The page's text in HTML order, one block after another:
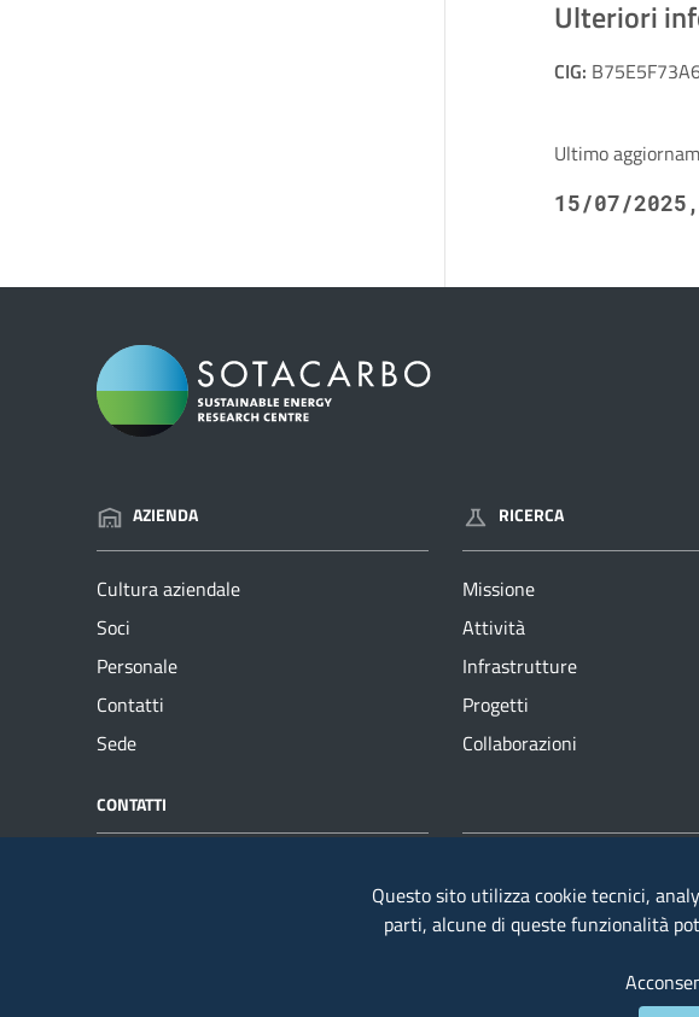
Ulteriori
CIG:
Ultimo
15/07/
AZIENDA
Cultura aziendale
Soci
Personale
Contatti
Sede
RICERCA
Missione
Attività
Infrastrutture
Progetti
Collaborazioni
CONTATTI
Fax: +39 0783 791229
E-mail:
Questo sito utilizza cookie tecnici,
parti, alcune di queste funzionalità